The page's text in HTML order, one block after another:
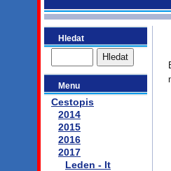
Hledat
Menu
Cestopis
2014
2015
2016
2017
Leden - It